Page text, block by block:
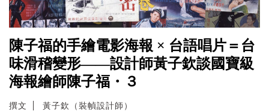
陳子福的手繪電影海報 × 台語唱片＝台
味滑稽變形——設計師黃子欽談國寶級
海報繪師陳子福・３
撰文 黃子欽（裝幀設計師）